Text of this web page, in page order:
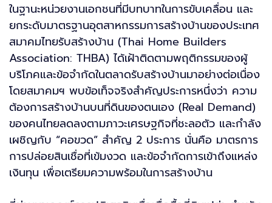
ในฐานะหน่วยงานเอกชนที่มีบทบาทในการขับเคลื่อน และ
ยกระดับมาตรฐานอุตสาหกรรมการสร้างบ้านของประเทศ
สมาคมไทยรับสร้างบ้าน (Thai Home Builders
Association: THBA) ได้เฝ้าติดตามพฤติกรรมของผู้
บริโภคและข้อจำกัดในตลาดรับสร้างบ้านมาอย่างต่อเนื่อง
โดยสมาคมฯ พบข้อเท็จจริงสำคัญประการหนึ่งว่า ความ
ต้องการสร้างบ้านบนที่ดินของตนเอง (Real Demand)
ของคนไทยลดลงตามภาวะเศรษฐกิจที่ชะลอตัว และกำลัง
เผชิญกับ “คอขวด” สำคัญ 2 ประการ นั่นคือ มาตรการ
การปล่อยสินเชื่อที่เข้มงวด และข้อจำกัดการเข้าถึงแหล่ง
เงินทุน เพื่อเตรียมความพร้อมในการสร้างบ้าน